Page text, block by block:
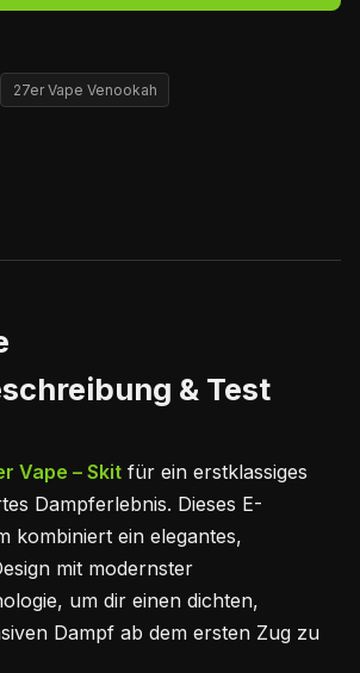
27er Vape Venookah
& Test
Vape – Skit für ein erstklassiges
Dampferlebnis. Dieses E-
kombiniert ein elegantes,
mit modernster
um dir einen dichten,
Dampf ab dem ersten Zug zu